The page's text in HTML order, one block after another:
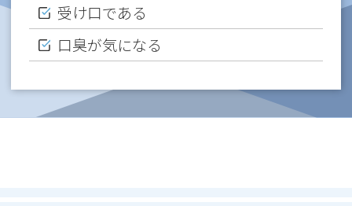
受け口である
口臭が気になる